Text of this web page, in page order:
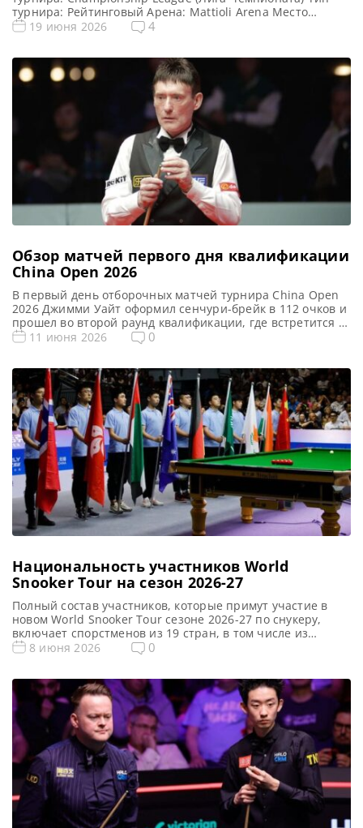
турнира: Рейтинговый Арена: Mattioli Arena Место
проведения (населенный пункт, город, страна): Лестер,
Формат Лиги Чемпионов 2026 (рейтинговый) Подробный
формат Championship League Турнир разделен на три
19 июня 2026 4
Обзор матчей первого дня квалификации
China Open 2026
В первый день отборочных матчей турнира China Open
2026 Джимми Уайт оформил сенчури-брейк в 112 очков и
прошел во второй раунд квалификации, где встретится с
Луисом Хиткотом, сообщает WST Джимми Уайт начал
Шоном О’Салливаном со счетом 6-2 в первом раунде
квалификации China Open […]
11 июня 2026 0
Национальность участников World
Snooker Tour на сезон 2026-27
Полный состав участников, которые примут участие в
новом World Snooker Tour сезоне 2026-27 по снукеру,
включает спорстменов из 19 стран, в том числе из
Таиланда, Северной Ирландии, Бельгии, Украины и
(Чемпион Африки еще не определен), в их составе 128
[…]
8 июня 2026 0